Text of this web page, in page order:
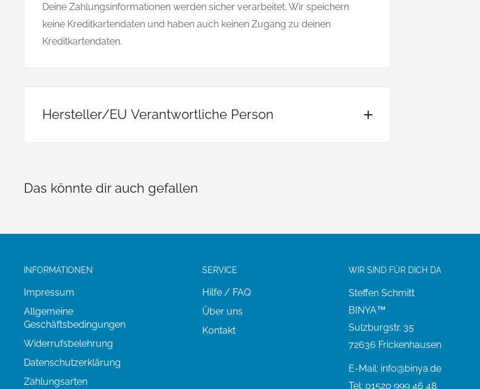
Deine Zahlungsinformationen werden sicher verarbeitet. Wir speichern
keine Kreditkartendaten und haben auch keinen Zugang zu deinen
Kreditkartendaten.
Hersteller/EU Verantwortliche Person
72636 Frickenhausen
Das könnte dir auch gefallen
INFORMATIONEN
Impressum
Allgemeine
Geschäftsbedingungen
Widerrufsbelehrung
Datenschutzerklärung
Zahlungsarten
SERVICE
Hilfe / FAQ
Über uns
Kontakt
WIR SIND FÜR DICH DA
Steffen Schmitt
BINYA™
Sulzburgstr. 35
72636 Frickenhausen
E-Mail: info@binya.de
Tel: 01520 999 46 48